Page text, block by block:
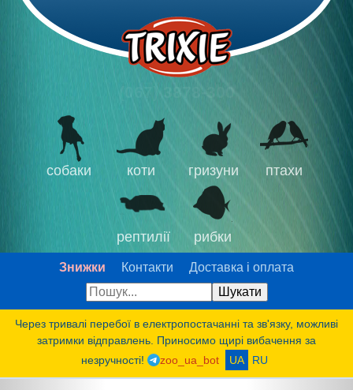
(067) 3878-300
собаки коти гризуни птахи
рептилії рибки
Знижки Контакти Доставка і оплата
Через тривалі перебої в електропостачанні та зв'язку, можливі
затримки відправлень. Приносимо щирі вибачення за
незручності!
zoo_ua_bot UA RU